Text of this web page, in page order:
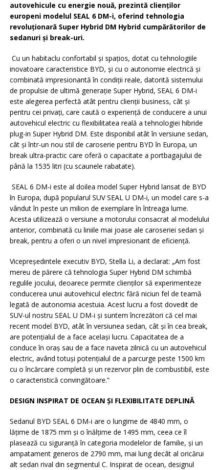
autovehicule cu energie nouă, prezintă clienților
europeni modelul SEAL 6 DM-i, oferind tehnologia
revoluționară Super Hybrid DM Hybrid cumpărătorilor de
sedanuri și break-uri.
Cu un habitaclu confortabil și spațios, dotat cu tehnologiile
inovatoare caracteristice BYD, și cu o autonomie electrică și
combinată impresionantă în condiții reale, datorită sistemului
de propulsie de ultimă generație Super Hybrid, SEAL 6 DM-i
este alegerea perfectă atât pentru clienții business, cât și
pentru cei privați, care caută o experiență de conducere a unui
autovehicul electric cu flexibilitatea reală a tehnologiei hibride
plug-in Super Hybrid DM. Este disponibil atât în versiune sedan,
cât și într-un nou stil de caroserie pentru BYD în Europa, un
break ultra-practic care oferă o capacitate a portbagajului de
până la 1535 litri (cu scaunele rabatate).
SEAL 6 DM-i este al doilea model Super Hybrid lansat de BYD
în Europa, după popularul SUV SEAL U DM-i, un model care s-a
vândut în peste un milion de exemplare în întreaga lume.
Acesta utilizează o versiune a motorului consacrat al modelului
anterior, combinată cu liniile mai joase ale caroseriei sedan și
break, pentru a oferi o un nivel impresionant de eficiență.
Vicepreședintele executiv BYD, Stella Li, a declarat: „Am fost
mereu de părere că tehnologia Super Hybrid DM schimbă
regulile jocului, deoarece permite clienților să experimenteze
conducerea unui autovehicul electric fără niciun fel de teamă
legată de autonomia acestuia. Acest lucru a fost dovedit de
SUV-ul nostru SEAL U DM-i și suntem încrezători că cel mai
recent model BYD, atât în versiunea sedan, cât și în cea break,
are potențialul de a face același lucru. Capacitatea de a
conduce în oraș sau de a face naveta zilnică cu un autovehicul
electric, având totuși potențialul de a parcurge peste 1500 km
cu o încărcare completă și un rezervor plin de combustibil, este
o caracteristică convingătoare.”
DESIGN INSPIRAT DE OCEAN ȘI FLEXIBILITATE DEPLINĂ
Sedanul BYD SEAL 6 DM-i are o lungime de 4840 mm, o
lățime de 1875 mm și o înălțime de 1495 mm, ceea ce îl
plasează cu siguranță în categoria modelelor de familie, și un
ampatament generos de 2790 mm, mai lung decât al oricărui
alt sedan rival din segmentul C. Inspirat de ocean, designul